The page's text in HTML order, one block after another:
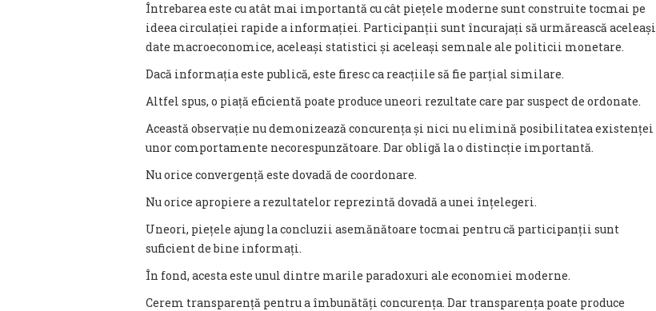
Întrebarea este cu atât mai importantă cu cât piețele moderne sunt construite tocmai pe
ideea circulației rapide a informației. Participanții sunt încurajați să urmărească aceleași
date macroeconomice, aceleași statistici și aceleași semnale ale politicii monetare.
Dacă informația este publică, este firesc ca reacțiile să fie parțial similare.
Altfel spus, o piață eficientă poate produce uneori rezultate care par suspect de ordonate.
Această observație nu demonizează concurența și nici nu elimină posibilitatea existenței
unor comportamente necorespunzătoare. Dar obligă la o distincție importantă.
Nu orice convergență este dovadă de coordonare.
Nu orice apropiere a rezultatelor reprezintă dovadă a unei înțelegeri.
Uneori, piețele ajung la concluzii asemănătoare tocmai pentru că participanții sunt
suficient de bine informați.
În fond, acesta este unul dintre marile paradoxuri ale economiei moderne.
Cerem transparență pentru a îmbunătăți concurența. Dar transparența poate produce